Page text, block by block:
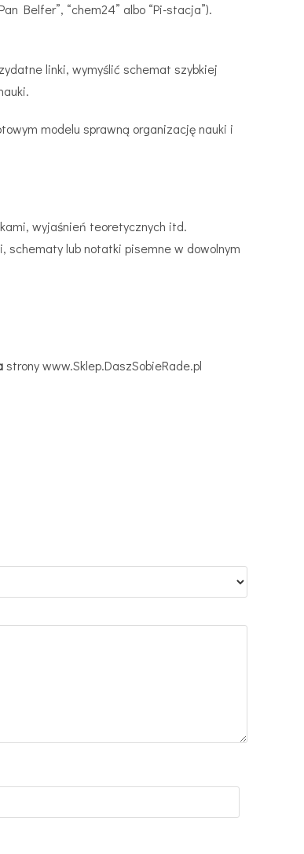
Belfer”, “chem24” albo “Pi-stacja”).
linki, wymyślić schemat szybkiej
modelu sprawną organizację nauki i
wyjaśnień teoretycznych itd.
schematy lub notatki pisemne w dowolnym
strony www.Sklep.DaszSobieRade.pl